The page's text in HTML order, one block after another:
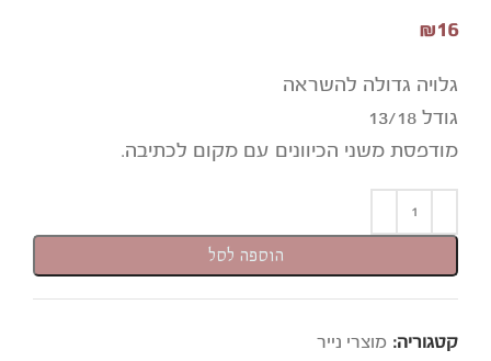
₪16
גלויה גדולה להשראה
גודל 13/18
מודפסת משני הכיוונים עם מקום לכתיבה.
הוספה לסל
קטגוריה: מוצרי נייר